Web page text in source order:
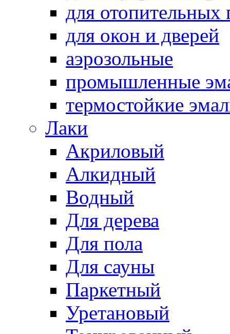
для отопительных
для окон и дверей
аэрозольные
промышленные
термостойкие
Лаки
Акриловый
Алкидный
Водный
Для дерева
Для пола
Для сауны
Паркетный
Уретановый